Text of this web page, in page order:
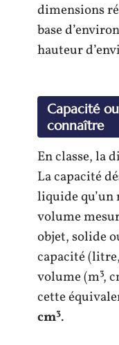
dimensions
base
hauteur
Capacité
connaître
En classe, la
La capacité
liquide
volume
objet, solide
capacité
volume (m³,
cette
cm³.